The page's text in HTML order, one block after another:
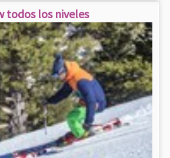
todos los niveles